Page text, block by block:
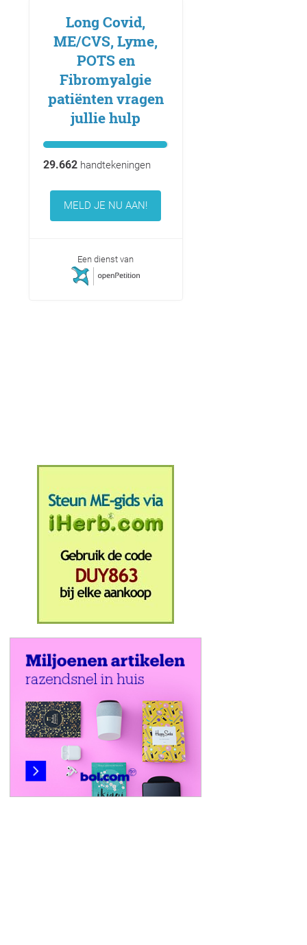
Long Covid,
ME/CVS, Lyme,
POTS en
Fibromyalgie
patiënten vragen
jullie hulp
29.662handtekeningen
MELD JE NU AAN!
Een dienst van